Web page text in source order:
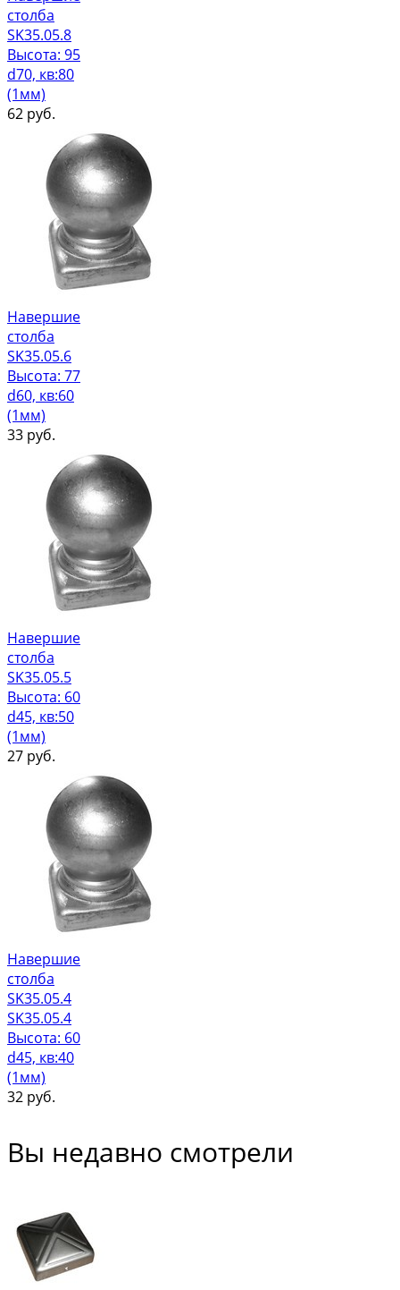
столба
SK35.05.8
Высота: 95
d70, кв:80
(1мм)
62 руб.
Навершие
столба
SK35.05.6
Высота: 77
d60, кв:60
(1мм)
33 руб.
Навершие
столба
SK35.05.5
Высота: 60
d45, кв:50
(1мм)
27 руб.
Навершие
столба
SK35.05.4
SK35.05.4
Высота: 60
d45, кв:40
(1мм)
32 руб.
Вы недавно смотрели